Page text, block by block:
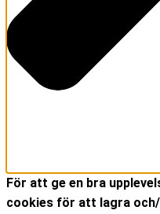
För att ge en bra
cookies för att lagra